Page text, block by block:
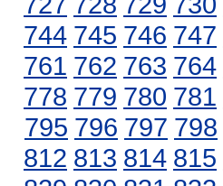
744 745 746 747
761 762 763 764
778 779 780 781
795 796 797 798
812 813 814 815